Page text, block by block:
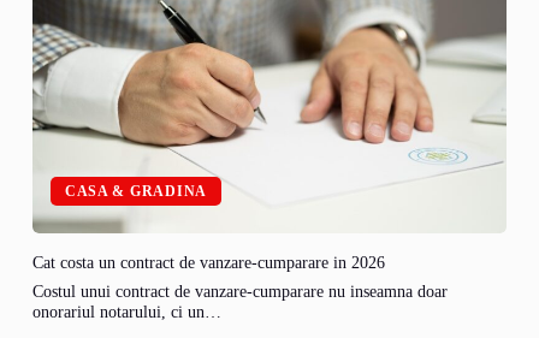
CASA & GRADINA
Cat costa un contract de vanzare-cumparare in 2026
Costul unui contract de vanzare-cumparare nu inseamna doar
onorariul notarului, ci un…